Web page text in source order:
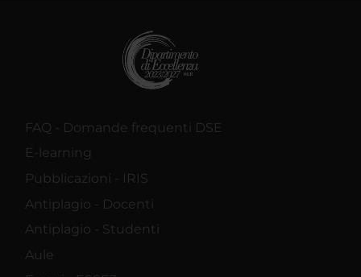
FAQ - Domande frequenti DSE
E-learning
Pubblicazioni - IRIS
Antiplagio - Docenti
Antiplagio - Studenti
Aule